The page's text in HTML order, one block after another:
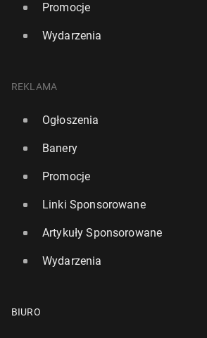
Promocje
Wydarzenia
REKLAMA
Ogłoszenia
Banery
Promocje
Linki Sponsorowane
Artykuły Sponsorowane
Wydarzenia
BIURO